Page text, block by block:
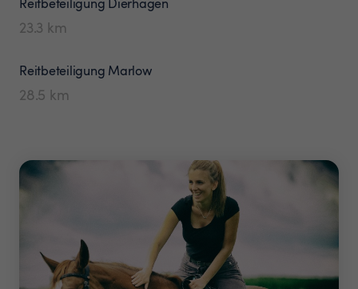
23.3 km
Reitbeteiligung Marlow
28.5 km